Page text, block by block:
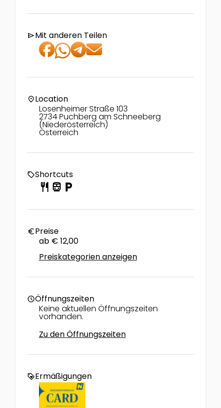
sendMit anderen Teilen
location_onLocation
Losenheimer Straße 103
2734 Puchberg am Schneeberg
(Niederösterreich)
Österreich
local_offerShortcuts
restaurant directions_transit local_parking
euroPreise
ab € 12,00
Preiskategorien anzeigen
scheduleÖffnungszeiten
Keine aktuellen Öffnungszeiten
vorhanden.
Zu den Öffnungszeiten
loyaltyErmäßigungen